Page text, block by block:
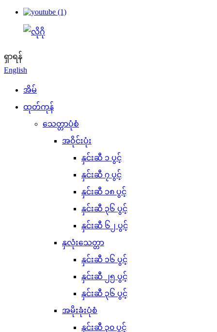
ရှာရန်
English
အိမ်
ထုတ်ကုန်
သေတ္တာပုံစံ
အဝိုင်းပုံး
နှင်းဆီ ၁ ပွင့်
နှင်းဆီ ၇ ပွင့်
နှင်းဆီ ၁၈ ပွင့်
နှင်းဆီ ၃၆ ပွင့်
နှင်းဆီ ၆၂ ပွင့်
နှလုံးသေတ္တာ
နှင်းဆီ ၁၆ ပွင့်
နှင်းဆီ ၂၅ ပွင့်
နှင်းဆီ ၃၆ ပွင့်
အမိုးခုံးပုံစံ
နှင်းဆီ ၃၀ ပွင့်